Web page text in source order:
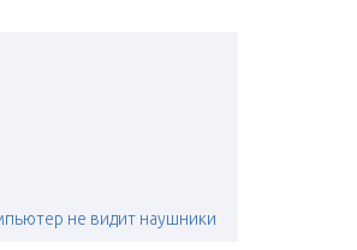
не видит наушники